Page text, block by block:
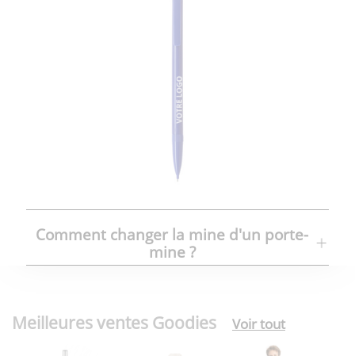
Comment changer la mine d'un porte-
mine ?
Meilleures ventes Goodies Voir tout